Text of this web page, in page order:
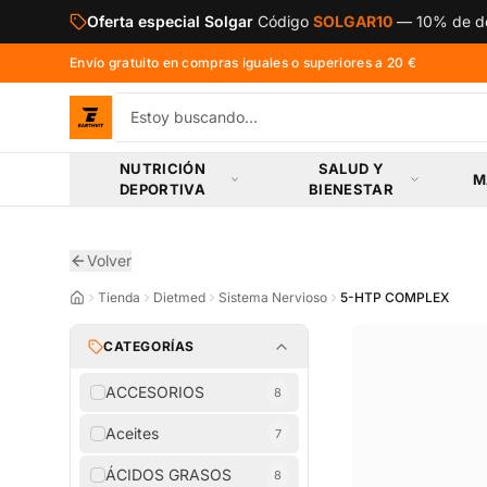
Saltar al contenido principal
Oferta especial Solgar Código SOLGAR10 — 10% de
Envío gratuito en compras iguales o superiores a 20 €
NUTRICIÓN
DEPORTIVA
SALUD Y
BIENESTAR
Volver
Tienda Dietmed Sistema Nervioso 5-HTP COMPLEX
CATEGORÍAS
ACCESORIOS 8
Aceites 7
ÁCIDOS GRASOS 8